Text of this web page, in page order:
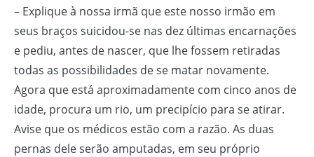
– Explique à nossa irmã que este nosso irmão em
seus braços suicidou-se nas dez últimas encarnações
e pediu, antes de nascer, que lhe fossem retiradas
todas as possibilidades de se matar novamente.
Agora que está aproximadamente com cinco anos de
idade, procura um rio, um precipício para se atirar.
Avise que os médicos estão com a razão. As duas
pernas dele serão amputadas, em seu próprio